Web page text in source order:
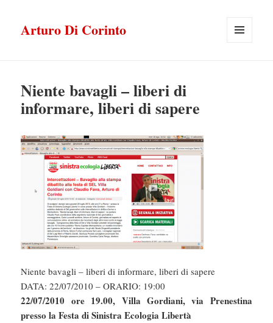
Arturo Di Corinto
Niente bavagli – liberi di
informare, liberi di sapere
Niente bavagli – liberi di informare, liberi di sapere
DATA: 22/07/2010 – ORARIO: 19:00
22/07/2010 ore 19.00, Villa Gordiani, via Prenestina
presso la Festa di Sinistra Ecologia Libertà